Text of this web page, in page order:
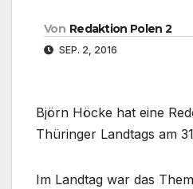
Von Redaktion Polen 2
SEP. 2, 2016
Björn Höcke hat eine
Thüringer Landtags am
Im Landtag war das